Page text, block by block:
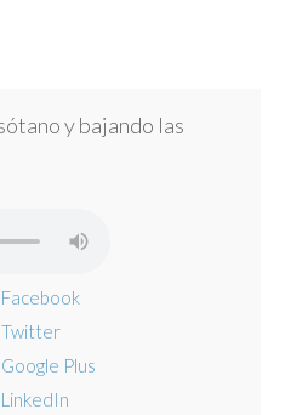
y bajando las